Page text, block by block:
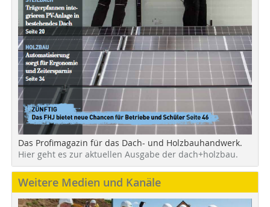
Das Profimagazin für das Dach- und Holzbauhandwerk.
Hier geht es zur aktuellen Ausgabe der dach+holzbau.
Weitere Medien und Kanäle